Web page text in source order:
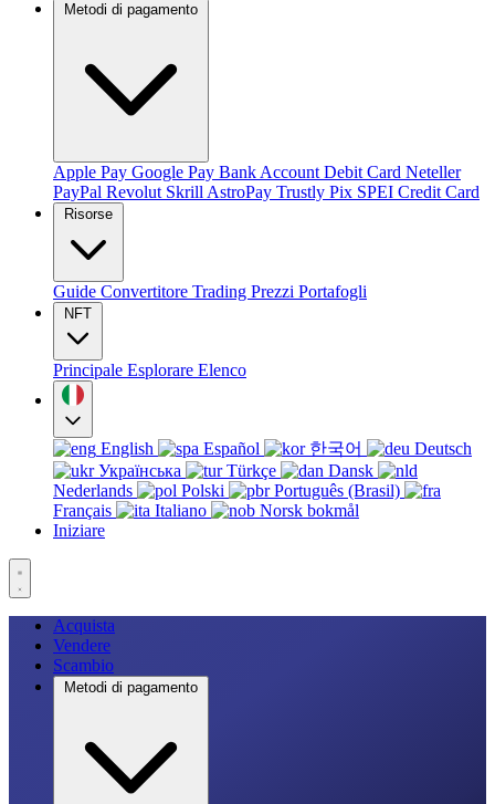
Metodi di pagamento
Apple Pay Google Pay Bank Account Debit Card Neteller
PayPal Revolut Skrill AstroPay Trustly Pix SPEI Credit Card
Risorse
Guide Convertitore Trading Prezzi Portafogli
NFT
Principale Esplorare Elenco
English Español 한국어
Deutsch
Українська
Türkçe
Dansk
Nederlands
Polski
Português (Brasil)
Français
Italiano
Norsk bokmål
Iniziare
Acquista
Vendere
Scambio
Metodi di pagamento